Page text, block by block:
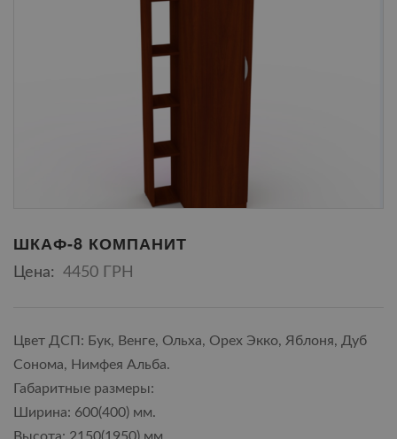
ШКАФ-8 КОМПАНИТ
Цена: 4450 ГРН
Цвет ДСП: Бук, Венге, Ольха, Орех Экко, Яблоня, Дуб
Сонома, Нимфея Альба.
Габаритные размеры:
Ширина: 600(400) мм.
Высота: 2150(1950) мм.